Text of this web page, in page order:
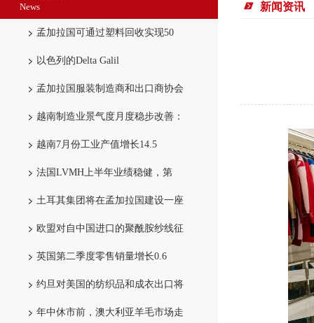
News
孟加拉国可通过塑料回收实现50
以色列的Delta Galil
孟加拉国服装制造商和出口商协会
越南制造业景气度月度稳步改善：
越南7月份工业产值增长14.5
法国LVMH上半年业绩稳健，第
土耳其集团将在孟加拉国建设一座
欧盟对自中国进口的聚酰胺纱线征
英国第二季度零售销量增长0.6
约旦对美国的纺织品和成衣出口将
年中休市前，澳大利亚羊毛市场走
新闻资讯